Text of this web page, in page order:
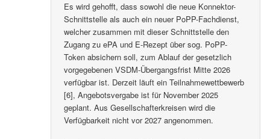
Es wird gehofft, dass sowohl die neue Konnektor-
Schnittstelle als auch ein neuer PoPP-Fachdienst,
welcher zusammen mit dieser Schnittstelle den
Zugang zu ePA und E-Rezept über sog. PoPP-
Token absichern soll, zum Ablauf der gesetzlich
vorgegebenen VSDM-Übergangsfrist Mitte 2026
verfügbar ist. Derzeit läuft ein Teilnahmewettbewerb
[6], Angebotsvergabe ist für November 2025
geplant. Aus Gesellschafterkreisen wird die
Verfügbarkeit nicht vor 2027 angenommen.